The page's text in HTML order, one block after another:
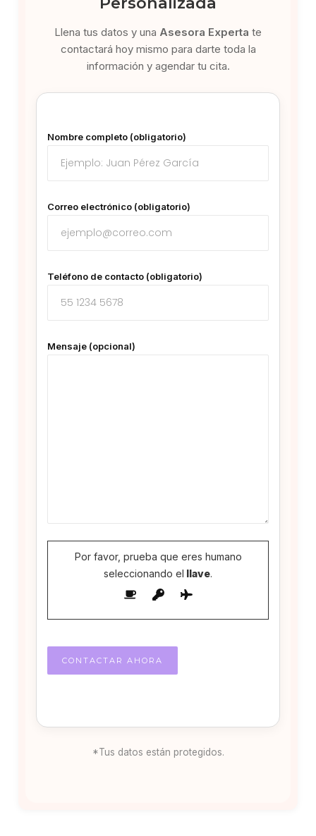
Llena tus datos y una Asesora Experta te
contactará hoy mismo para darte toda la
información y agendar tu cita.
Nombre completo (obligatorio)
Correo electrónico (obligatorio)
Teléfono de contacto (obligatorio)
Mensaje (opcional)
Por favor, prueba que eres humano
seleccionando el llave.
*Tus datos están protegidos.